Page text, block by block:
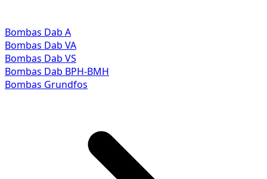
Bombas Dab A
Bombas Dab VA
Bombas Dab VS
Bombas Dab BPH-BMH
Bombas Grundfos